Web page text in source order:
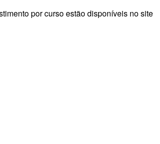
por curso estão disponíveis no site